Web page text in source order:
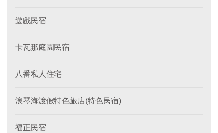
遊戲民宿
卡瓦那庭園民宿
八番私人住宅
浪琴海渡假特色旅店(特色民宿)
福正民宿